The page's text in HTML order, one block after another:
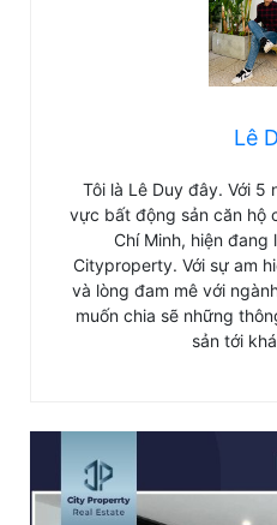
Lê
Tôi là Lê Duy đây. Với 5
vực bất động sản căn hộ
Chí Minh, hiện đang
Cityproperty. Với sự am
và lòng đam mê với
muốn chia sẽ những
sản tới